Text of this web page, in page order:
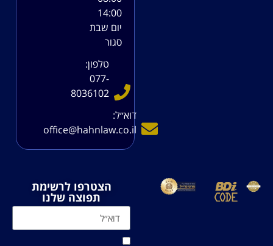
14:00
יום שבת
סגור
טלפון:
077-
8036102
דוא׳׳ל:
office@hahnlaw.co.il
הצטרפו לרשימת
תפוצה שלנו